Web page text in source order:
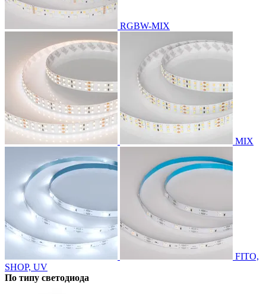
RGBW-MIX
MIX
FITO,
SHOP, UV
По типу светодиода